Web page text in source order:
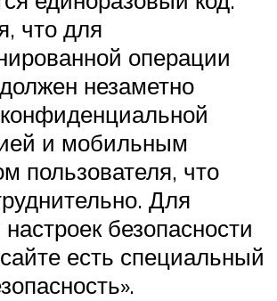
что для
операции
незаметно
и мобильным
пользователя, что
Для
безопасности
есть специальный